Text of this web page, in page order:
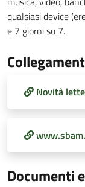
qualsiasi device
e 7 giorni su 7.
Novità
Documenti